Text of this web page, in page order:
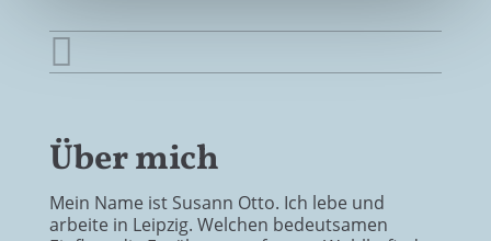

Über mich
Mein Name ist Susann Otto. Ich lebe und
arbeite in Leipzig. Welchen bedeutsamen